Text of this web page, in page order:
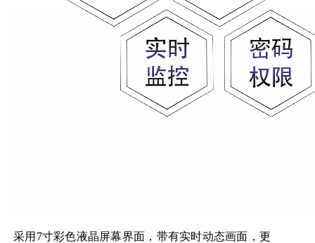
采用7寸彩色液晶屏幕界面，带有实时动态画面，更